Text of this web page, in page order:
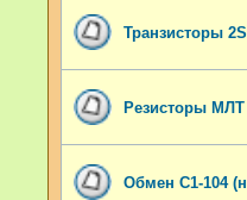
Транзисторы
Резисторы МЛТ
Обмен С1-104